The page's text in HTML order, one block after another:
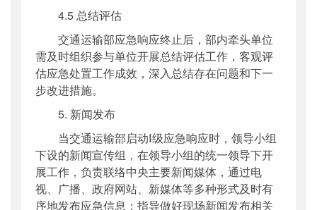
4.5 总结评估
交通运输部应急响应终止后，部内牵头单位
需及时组织参与单位开展总结评估工作，客观评
估应急处置工作成效，深入总结存在问题和下一
步改进措施。
5. 新闻发布
当交通运输部启动Ⅰ级应急响应时，领导小组
下设的新闻宣传组，在领导小组的统一领导下开
展工作，负责联络中央主要新闻媒体，通过电
视、广播、政府网站、新媒体等多种形式及时有
序地发布应急信息；指导做好现场新闻发布相关